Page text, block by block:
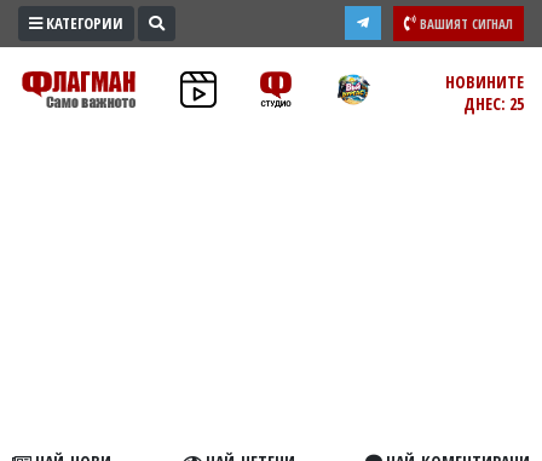
ПРОМО
ЗОНА
КАТЕГОРИИ ВАШИЯТ СИГНАЛ
НОВИНИТЕ
ДНЕС: 25